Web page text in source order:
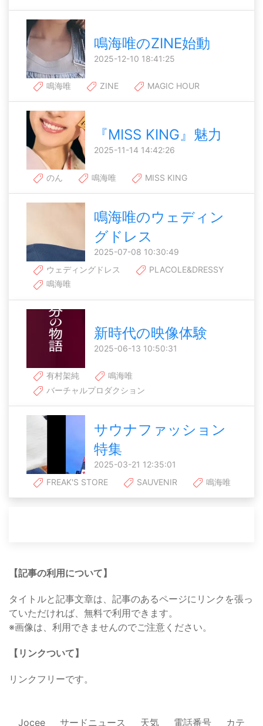
鳴海唯のZINE始動
2025-12-10 18:41:25
鳴海唯 ZINE MAGIC HOUR
『MISS KING』魅力
2025-11-14 14:42:26
のん 鳴海唯 MISS KING
鳴海唯のウェディン
グドレス
2025-07-08 10:30:49
ウェディングドレス
PLACOLE&DRESSY
鳴海唯
新時代の映像体験
2025-06-13 10:50:31
有村架純
鳴海唯
バーチャルプロダクション
サウナファッション
特集
2025-03-21 12:35:01
FREAK'S STORE
SAUVENIR 鳴海唯
【記事の利用について】
タイトルと記事文章は、記事のあるページにリンクを張っ
ていただければ、無料で利用できます。
※画像は、利用できませんのでご注意ください。
【リンクついて】
リンクフリーです。
Jocee サードニュース 天気 電話番号 カテ